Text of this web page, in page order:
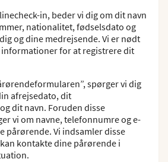
in, beder vi dig om dit navn
nationalitet, fødselsdato og
og dine medrejsende. Vi er nødt
for at registrere dit
spørger vi dig
afrejsedato, dit
dit navn. Foruden disse
vi om navne, telefonnumre og e-
pårørende. Vi indsamler disse
kontakte dine pårørende i